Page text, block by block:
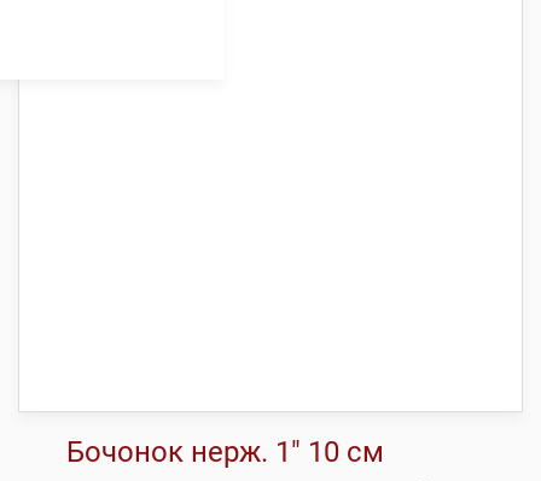
Бочонок нерж. 1″ 10 см